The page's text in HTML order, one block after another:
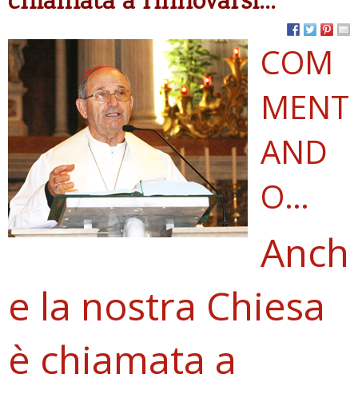
COM
MENT
AND
O…
Anch
e la nostra Chiesa
è chiamata a